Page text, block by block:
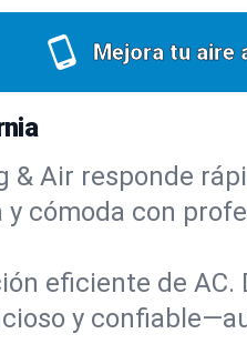
Mejora tu aire
& Air responde
cómoda con
eficiente de AC.
y